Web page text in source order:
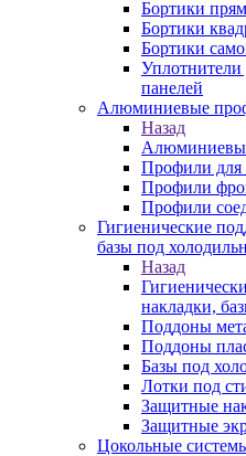
Бортики
Бортики
Бортики
панелей
Алюминиевые
Назад
Профили для
Профили
Профили
Гигиенические
базы под
Назад
накладки,
Поддоны
Поддоны
Базы под
Лотки под
Защитные
Защитные
Цокольные